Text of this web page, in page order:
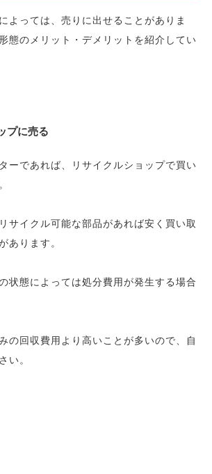
よっては、売りに出せることがありま
態のメリット・デメリットを紹介してい
プに売る
ーであれば、リサイクルショップで買い
サイクル可能な部品があれば安く買い取
あります。
状態によっては処分費用が発生する場合
の回収費用より高いことが多いので、自
い。